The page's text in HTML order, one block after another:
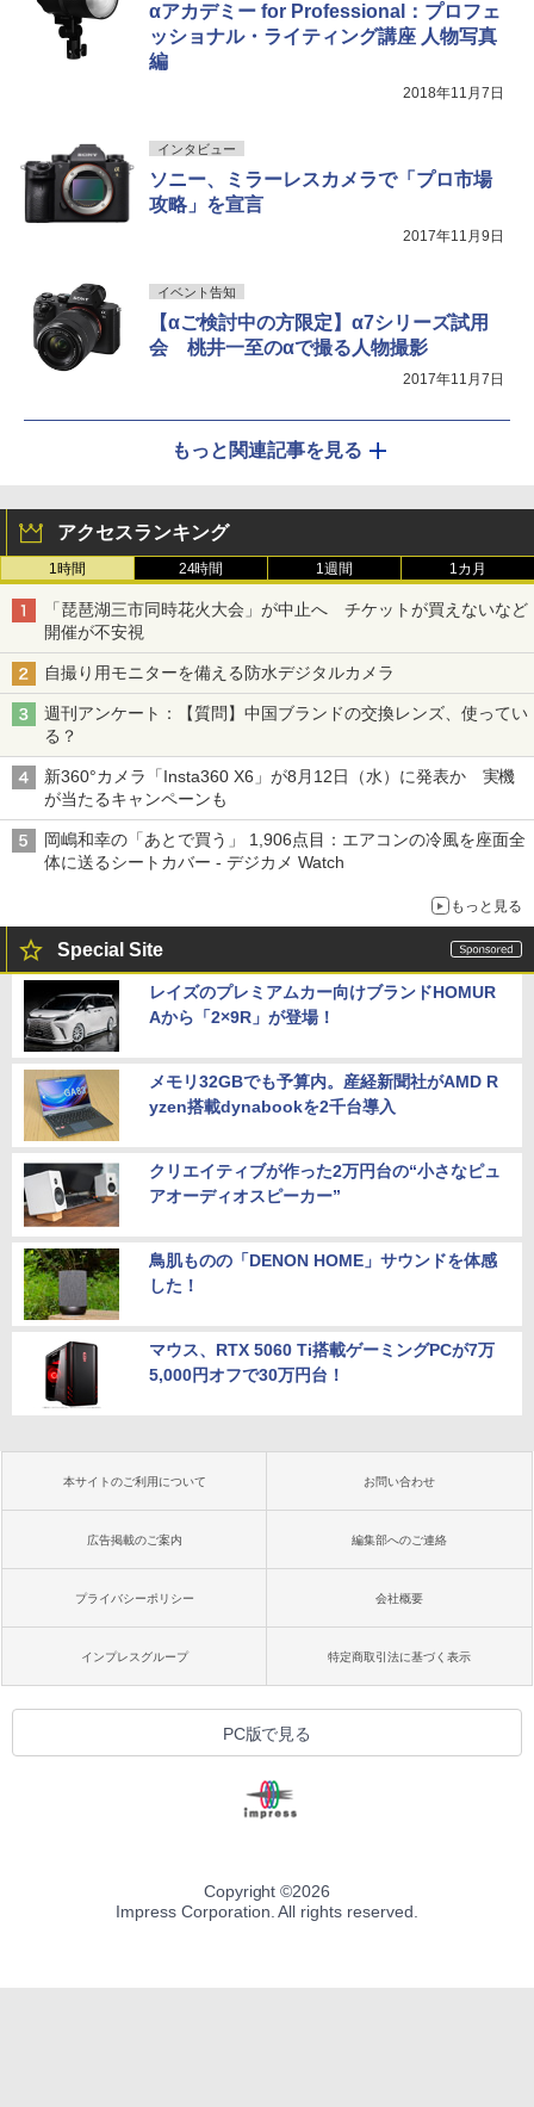
αアカデミー for Professional：プロフェ
ッショナル・ライティング講座 人物写真
編
2018年11月7日
インタビュー
ソニー、ミラーレスカメラで「プロ市場
攻略」を宣言
2017年11月9日
イベント告知
【αご検討中の方限定】α7シリーズ試用
会 桃井一至のαで撮る人物撮影
2017年11月7日
もっと関連記事を見る
アクセスランキング
1時間 24時間 1週間 1カ月
「琵琶湖三市同時花火大会」が中止へ チケットが買えないなど
開催が不安視
自撮り用モニターを備える防水デジタルカメラ
週刊アンケート：【質問】中国ブランドの交換レンズ、使ってい
る？
新360°カメラ「Insta360 X6」が8月12日（水）に発表か 実機
が当たるキャンペーンも
岡嶋和幸の「あとで買う」 1,906点目：エアコンの冷風を座面全
体に送るシートカバー - デジカメ Watch
もっと見る
Special Site
レイズのプレミアムカー向けブランドHOMUR
Aから「2×9R」が登場！
メモリ32GBでも予算内。産経新聞社がAMD R
yzen搭載dynabookを2千台導入
クリエイティブが作った2万円台の“小さなピュ
アオーディオスピーカー”
鳥肌ものの「DENON HOME」サウンドを体感
した！
マウス、RTX 5060 Ti搭載ゲーミングPCが7万
5,000円オフで30万円台！
本サイトのご利用について お問い合わせ
広告掲載のご案内 編集部へのご連絡
プライバシーポリシー 会社概要
インプレスグループ 特定商取引法に基づく表示
PC版で見る
Copyright ©2026
Impress Corporation. All rights reserved.